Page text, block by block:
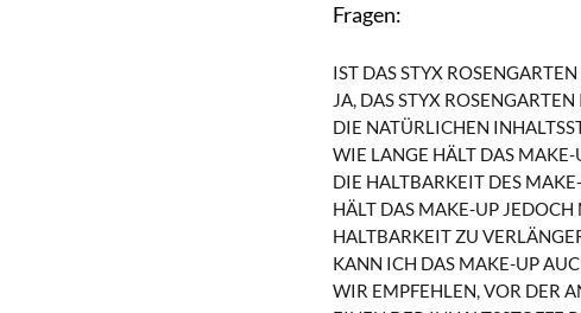
Fragen:
IST DAS STYX
JA, DAS STYX
IE NATÜRLICHEN
WIE LANGE HÄLT DAS MAKE-
DIE HALTBARKEIT DES
HÄLT DAS MAKE-UP
HALTBARKEIT ZU
KANN ICH DAS MAKE-UP
WIR EMPFEHLEN, VOR DER